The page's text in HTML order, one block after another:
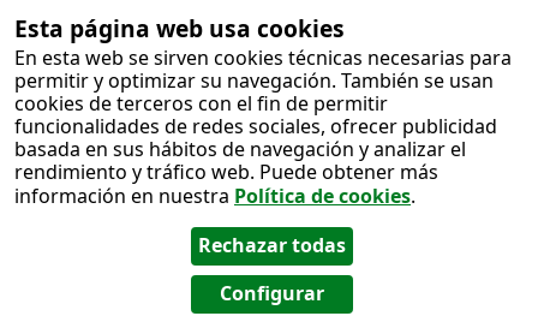
Esta página web usa cookies
En esta web se sirven cookies técnicas necesarias para
permitir y optimizar su navegación. También se usan
cookies de terceros con el fin de permitir
funcionalidades de redes sociales, ofrecer publicidad
basada en sus hábitos de navegación y analizar el
rendimiento y tráfico web. Puede obtener más
información en nuestra Política de cookies.